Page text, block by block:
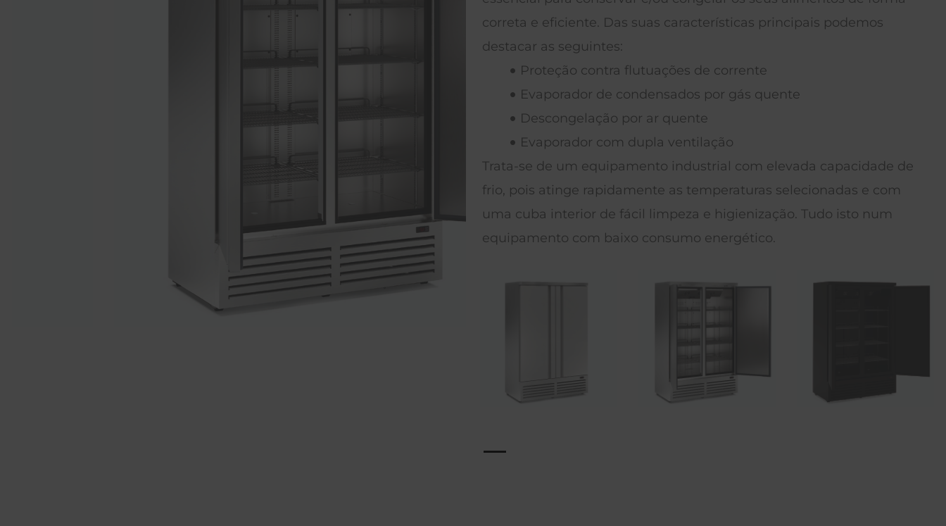
correta e eficiente. Das suas características principais podemos
destacar as seguintes:
Proteção contra flutuações de corrente
Evaporador de condensados por gás quente
Descongelação por ar quente
Evaporador com dupla ventilação
Trata-se de um equipamento industrial com elevada capacidade de
frio, pois atinge rapidamente as temperaturas selecionadas e com
uma cuba interior de fácil limpeza e higienização. Tudo isto num
equipamento com baixo consumo energético.